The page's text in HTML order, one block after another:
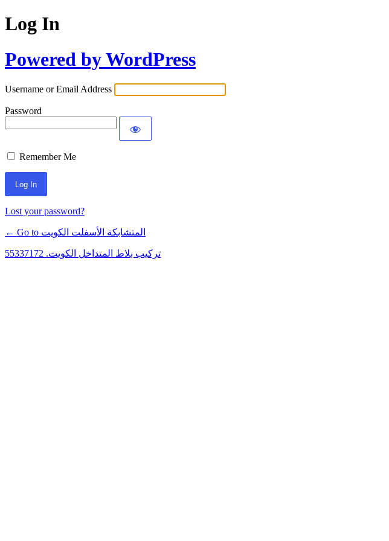
Log In
Powered by WordPress
Username or Email Address
Password
Remember Me
Lost your password?
← Go to المتشابكة الأسفلت الكويت
تركيب بلاط المتداخل الكويت. 55337172